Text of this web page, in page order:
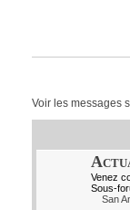
Voir les messages
Venez
Sous-
San